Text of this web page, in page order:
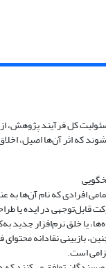
کل فرآیند پژوهش، از
که اثر آن‌ها اصیل،
افرادی که نام آن‌ها به
قابل‌توجهی در ایده یا
یا خلق نرم‌افزار جدید
بازبینی نقادانه
است.